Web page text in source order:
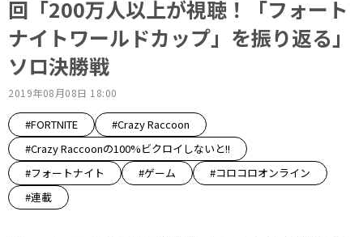
回「200万人以上が視聴！「フォート
ナイトワールドカップ」を振り返る」
ソロ決勝戦
2019年08月08日 18:00
#FORTNITE
#Crazy Raccoon
#Crazy Raccoonの100%ビクロイしないと!!
#フォートナイト
#ゲーム
#コロコロオンライン
#連載